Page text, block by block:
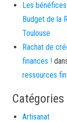
Les
Budget de la
Toulouse
Rachat de
finances !
ressources
Catégories
Artisanat